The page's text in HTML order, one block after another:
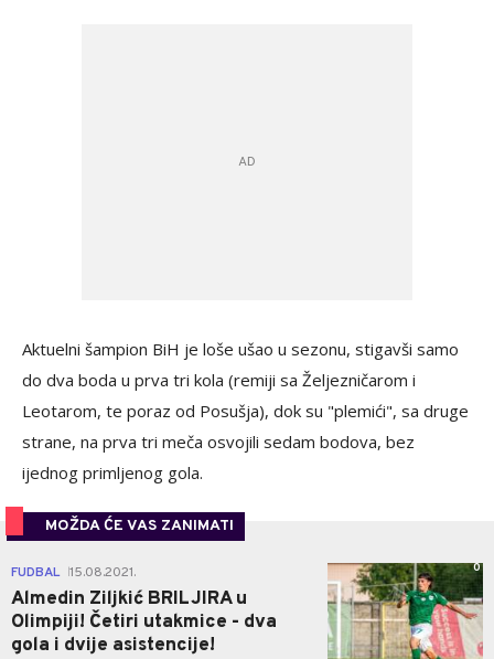
Aktuelni šampion BiH je loše ušao u sezonu, stigavši samo
do dva boda u prva tri kola (remiji sa Željezničarom i
Leotarom, te poraz od Posušja), dok su "plemići", sa druge
strane, na prva tri meča osvojili sedam bodova, bez
ijednog primljenog gola.
MOŽDA ĆE VAS ZANIMATI
FUDBAL 15.08.2021.
Almedin Ziljkić BRILJIRA u
Olimpiji! Četiri utakmice - dva
gola i dvije asistencije!
0